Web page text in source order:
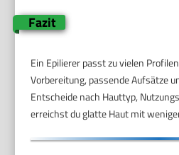
Fazit
Ein Epilierer passt zu vielen
Vorbereitung, passende Aufsätze
Entscheide nach Hauttyp,
erreichst du glatte Haut mit